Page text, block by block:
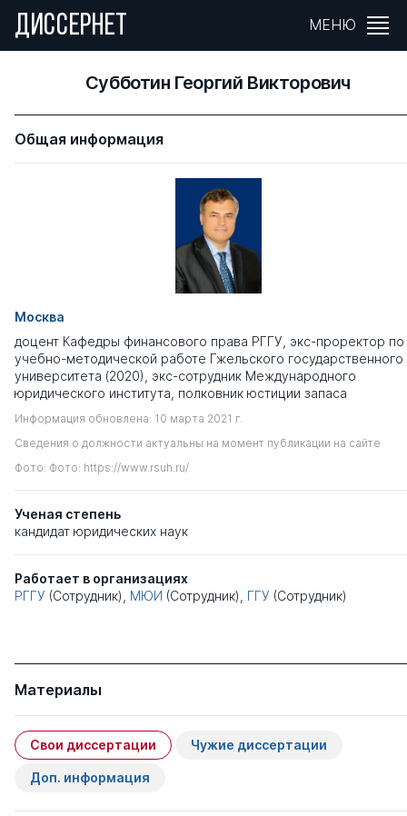
ДИССЕРНЕТ МЕНЮ
Субботин Георгий Викторович
Общая информация
Москва
доцент Кафедры финансового права РГГУ, экс-проректор по
учебно-методической работе Гжельского государственного
университета (2020), экс-сотрудник Международного
юридического института, полковник юстиции запаса
Информация обновлена: 10 марта 2021 г.
Сведения о должности актуальны на момент публикации на сайте
Фото: Фото: https://www.rsuh.ru/
Ученая степень
кандидат юридических наук
Работает в организациях
РГГУ (Сотрудник), МЮИ (Сотрудник), ГГУ (Сотрудник)
Материалы
Свои диссертации Чужие диссертации
Доп. информация